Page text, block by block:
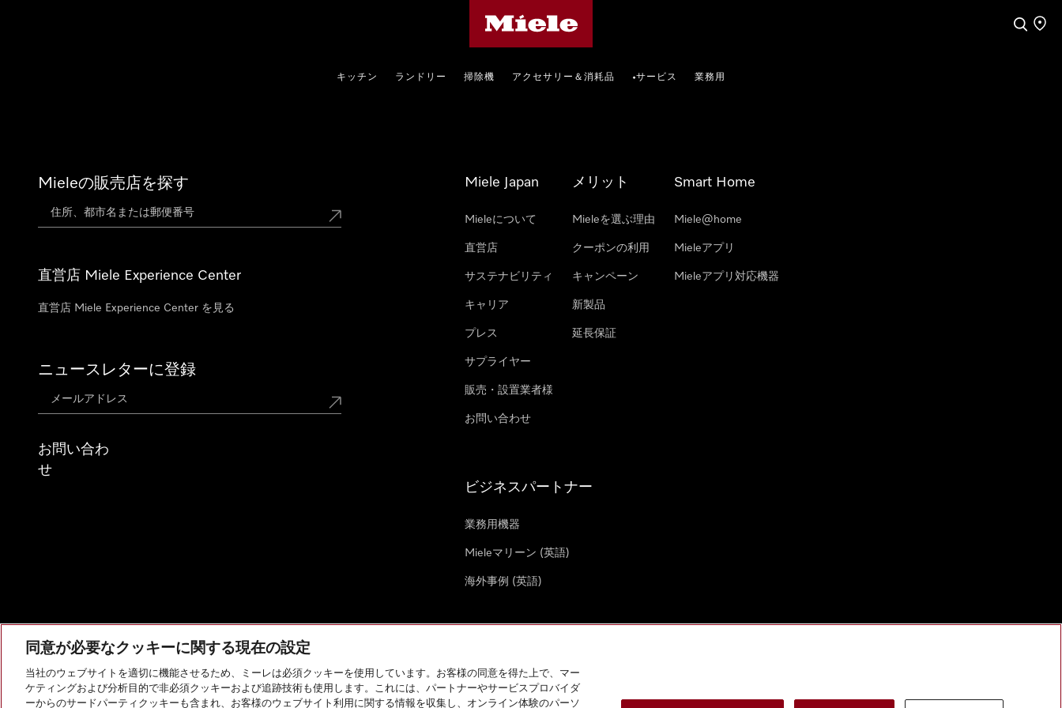
検索 店舗
キッチン ランドリー 掃除機 アクセサリー＆消耗品 •サービス 業務用
Mieleの販売店を探す
直営店 Miele Experience Center
直営店 Miele Experience Center を見る
ニュースレターに登録
お問い合わ
せ
Miele Japan
Mieleについて
直営店
サステナビリティ
キャリア
プレス
サプライヤー
販売・設置業者様
お問い合わせ
メリット
Mieleを選ぶ理由
クーポンの利用
キャンペーン
新製品
延長保証
Smart Home
Miele@home
Mieleアプリ
Mieleアプリ対応機器
ビジネスパートナー
業務用機器
Mieleマリーン (英語)
海外事例 (英語)
会社概要 法的通知 個人情報保護方針 利用規約
クッキー設定
同意が必要なクッキーに関する現在の設定
当社のウェブサイトを適切に機能させるため、ミーレは必須クッキーを使用しています。お客様の同意を得た上で、マー
ケティングおよび分析目的で非必須クッキーおよび追跡技術も使用します。これには、パートナーやサービスプロバイダ
ーからのサードパーティクッキーも含まれ、お客様のウェブサイト利用に関する情報を収集し、オンライン体験のパーソ